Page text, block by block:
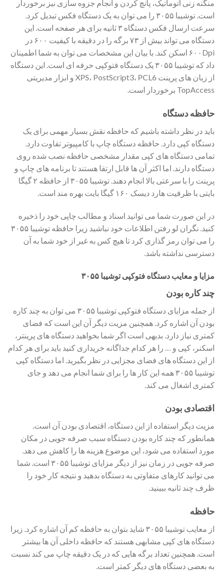
منگنه زنی اتوماتیک، پانچ کردن و انجام جزوه سازی نیز برخوردار
است. توشیبا ۳۰۵۵ را می توان به یک دستگاه فکس تبدیل کرد.
سرعت ارسال فکس دستگاه ۳ ثانیه برای هر صفحه است. این
دستگاه می تواند بیش از ۷۳ برگه را در دقیقه با کیفیت ۶۰۰ در
۶۰۰Dpi اسکن کند. با بیان این مشخصات می توان به شما اطمینان
داد که توشیبا ۳۰۵۵ یک دستگاه فتوکپی حرفه ای است. این دستگاه
از زبان های پرینت XPS، PostScript3، PCL6 و ابزار مدیریتی
TopAccess برخوردار است.
حافظه دستگاه
باید در نظر داشته باشیم که حافظه نقش بسیار مهمی برای یک
دستگاه کپی دارد. حافظه دستگاه چاپ با کامپیوتر تفاوت دارد.
تمامی دستگاه های کپی مقدار مشخصی حافظه نصب شده روی
دستگاه دارند. اما اکثر آن ها قابل ارتقا هستند تا برنامه های چاپ و
پرینت را با سرعتی بالا انجام دهند. توشیبا ۳۰۵۵ از حافظه ۲ گیگا
بایتی با ظرفیت هارد دیسک ۱۶۰ گیگا بایت بهره مند است.
در این صورت شما می توانید اسناد و مطالب چاپی خود را ذخیره
کنید. نگران لو رفتن اطلاعات خود نباشید زیرا حافظه توشیبا ۳۰۵۵
را می توان رمز گذاری کرد تا هیچ کس به غیر از خود شما به آن
دسترسی نداشته باشد.
مزایا و معایب دستگاه فتوکپی توشیبا ۳۰۵۵
چند کاره بودن
از جمله مزایای دستگاه فتوکپی توشیبا ۳۰۵۵ می توان به چند کاره
بودن آن اشاره کرد. همچنین مزیت دیگر آن این است که فضای
کمتری نیاز دارد. بدیهی است اگر شما بخواهید دستگاه های پرینتر،
اسکنر، کپی و … را هر کدام جداگانه خریداری کنید باید برای هر کدام
از این دستگاه های فضای مجزایی در نظر بگیرید. اما دستگاه کپی
توشیبا ۳۰۵۵ همه این کار ها را برای شما انجام می دهد و جای
کمتری اشغال می کند.
اقتصادی بودن
مزیت دیگر استفاده از این دستگاه، اقتصادی بودن آن است.
همانطور که چند کاره بودن دستگاه سبب صرفه جویی در مکان
مورد استفاده می شود، این موضوع هزینه ها را کاهش می دهد.
صرفه جویی در زمان نیز از دیگر مزایای توشیبا ۳۰۵۵ است. شما
می توانید کارهای متفاوتی به دستگاه بدهید و نتیجه کار خود را
ظرف چند ثانیه ببینید.
حافظه
از معایب توشیبا ۳۰۵۵ شاید بتوان به حافظه کم آن اشاره کرد. زیرا
دستگاه های کپی مشابهی هستند که حافظه داخلی آن ها بیشتر
است. همچنین تعداد برگه هایی که در یک دقیقه چاپ می کند نسبت
به بعضی دستگاه های دیگر کمتر است.